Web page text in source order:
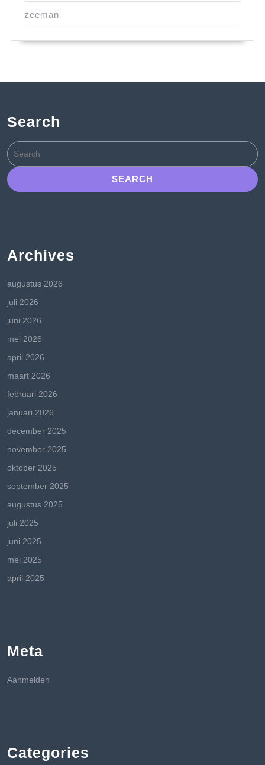
zeeman
Search
Search
for:
Archives
augustus 2026
juli 2026
juni 2026
mei 2026
april 2026
maart 2026
februari 2026
januari 2026
december 2025
november 2025
oktober 2025
september 2025
augustus 2025
juli 2025
juni 2025
mei 2025
april 2025
Meta
Aanmelden
Categories